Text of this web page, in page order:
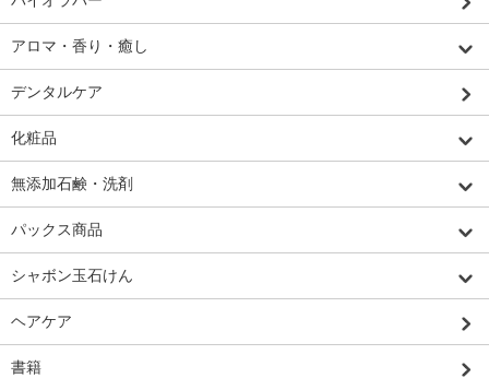
アロマ・香り・癒し
デンタルケア
化粧品
無添加石鹸・洗剤
パックス商品
シャボン玉石けん
ヘアケア
書籍